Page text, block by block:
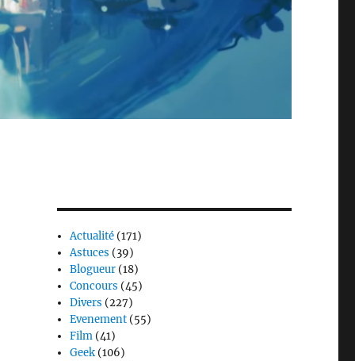
Actualité (171)
Astuces (39)
Blogueur (18)
Concours (45)
Divers (227)
Evenement (55)
Film (41)
Geek (106)